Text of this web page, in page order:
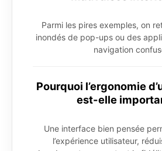
Parmi les pires exemples, on
inondés de pop-ups ou des
navigation
Pourquoi l’ergonomie
est-elle
Une interface bien pensée
l’expérience utilisateur,